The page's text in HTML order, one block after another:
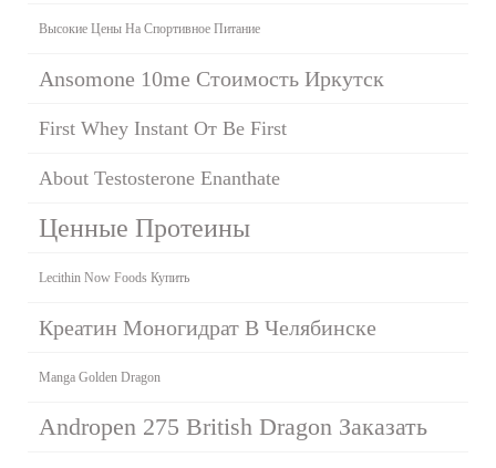
Высокие Цены На Спортивное Питание
Ansomone 10me Стоимость Иркутск
First Whey Instant От Be First
About Testosterone Enanthate
Ценные Протеины
Lecithin Now Foods Купить
Креатин Моногидрат В Челябинске
Manga Golden Dragon
Andropen 275 British Dragon Заказать